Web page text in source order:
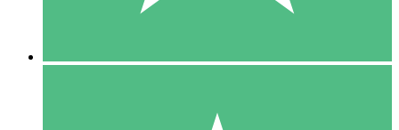
10 Téléchargements